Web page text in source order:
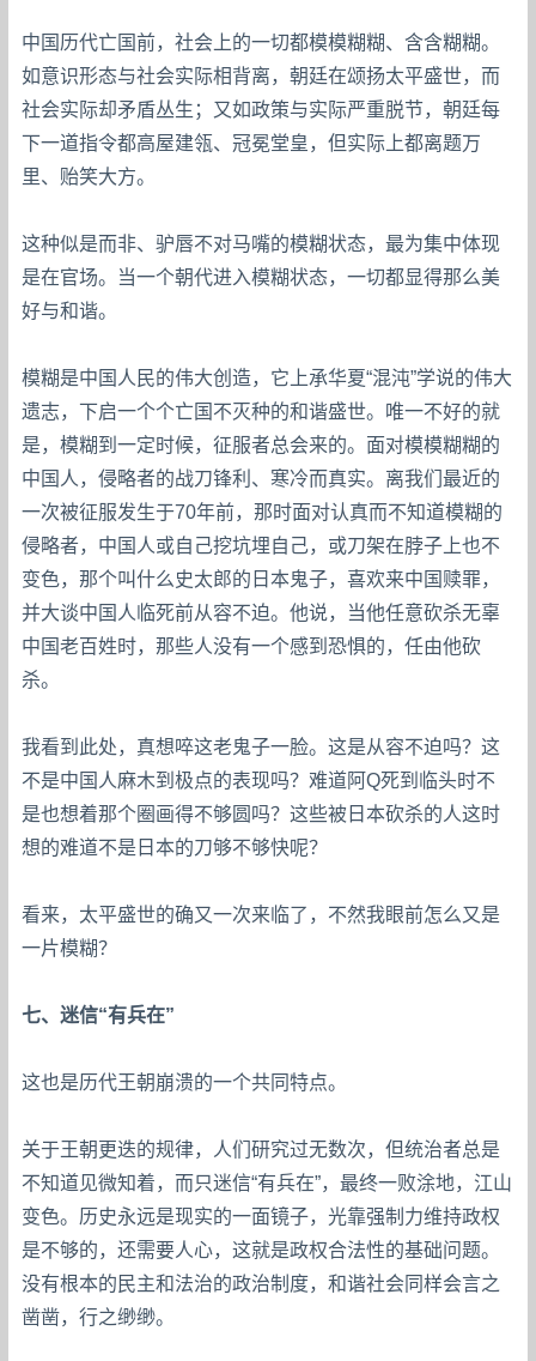
中国历代亡国前，社会上的一切都模模糊糊、含含糊糊。
如意识形态与社会实际相背离，朝廷在颂扬太平盛世，而
社会实际却矛盾丛生；又如政策与实际严重脱节，朝廷每
下一道指令都高屋建瓴、冠冕堂皇，但实际上都离题万
里、贻笑大方。
这种似是而非、驴唇不对马嘴的模糊状态，最为集中体现
是在官场。当一个朝代进入模糊状态，一切都显得那么美
好与和谐。
模糊是中国人民的伟大创造，它上承华夏“混沌”学说的伟大
遗志，下启一个个亡国不灭种的和谐盛世。唯一不好的就
是，模糊到一定时候，征服者总会来的。面对模模糊糊的
中国人，侵略者的战刀锋利、寒冷而真实。离我们最近的
一次被征服发生于70年前，那时面对认真而不知道模糊的
侵略者，中国人或自己挖坑埋自己，或刀架在脖子上也不
变色，那个叫什么史太郎的日本鬼子，喜欢来中国赎罪，
并大谈中国人临死前从容不迫。他说，当他任意砍杀无辜
中国老百姓时，那些人没有一个感到恐惧的，任由他砍
杀。
我看到此处，真想啐这老鬼子一脸。这是从容不迫吗？这
不是中国人麻木到极点的表现吗？难道阿Q死到临头时不
是也想着那个圈画得不够圆吗？这些被日本砍杀的人这时
想的难道不是日本的刀够不够快呢？
看来，太平盛世的确又一次来临了，不然我眼前怎么又是
一片模糊？
七、迷信“有兵在”
这也是历代王朝崩溃的一个共同特点。
关于王朝更迭的规律，人们研究过无数次，但统治者总是
不知道见微知着，而只迷信“有兵在”，最终一败涂地，江山
变色。历史永远是现实的一面镜子，光靠强制力维持政权
是不够的，还需要人心，这就是政权合法性的基础问题。
没有根本的民主和法治的政治制度，和谐社会同样会言之
凿凿，行之缈缈。